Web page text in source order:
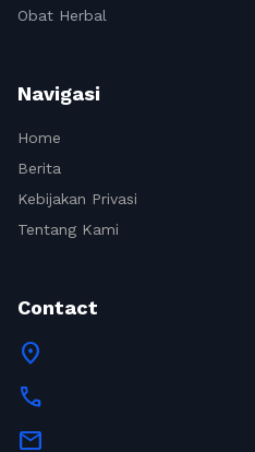
Obat Herbal
Navigasi
Home
Berita
Kebijakan Privasi
Tentang Kami
Contact
location_on
call
mail